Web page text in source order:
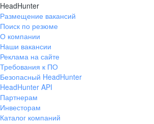
HeadHunter
Размещение вакансий
Поиск по резюме
О компании
Наши вакансии
Реклама на сайте
Требования к ПО
Безопасный HeadHunter
HeadHunter API
Партнерам
Инвесторам
Каталог компаний